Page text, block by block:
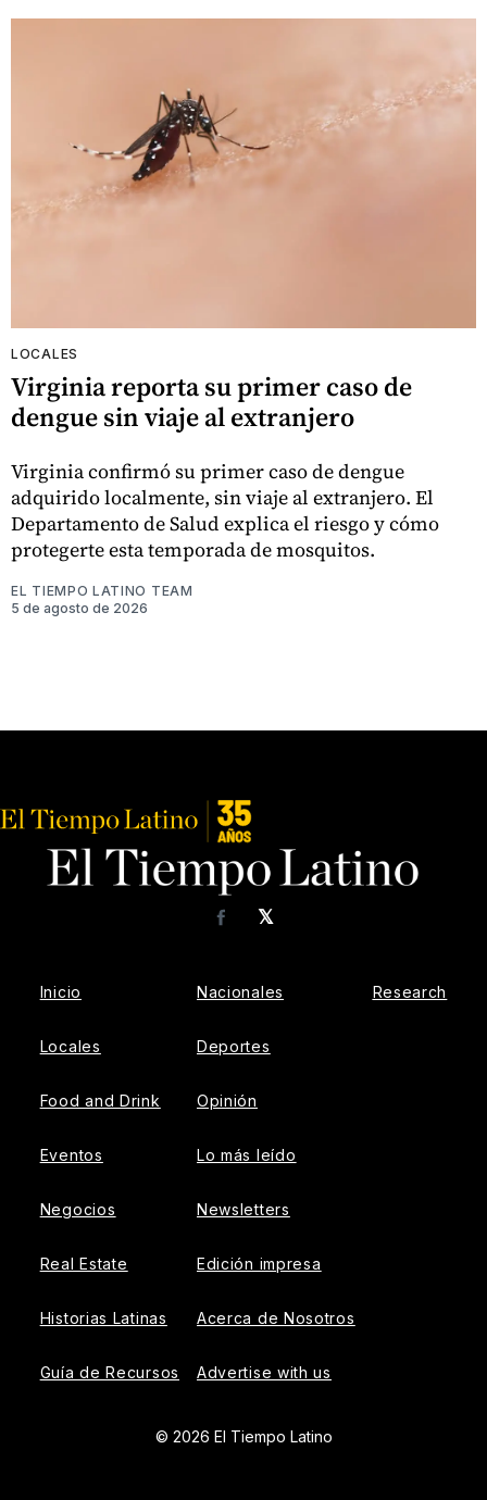
LOCALES
Virginia reporta su primer caso de
dengue sin viaje al extranjero
Virginia confirmó su primer caso de dengue
adquirido localmente, sin viaje al extranjero. El
Departamento de Salud explica el riesgo y cómo
protegerte esta temporada de mosquitos.
EL TIEMPO LATINO TEAM
5 de agosto de 2026
𝕏
Facebook
Inicio
Locales
Food and Drink
Eventos
Negocios
Real Estate
Historias Latinas
Guía de Recursos
Nacionales
Deportes
Opinión
Lo más leído
Newsletters
Edición impresa
Acerca de Nosotros
Advertise with us
Research
© 2026 El Tiempo Latino